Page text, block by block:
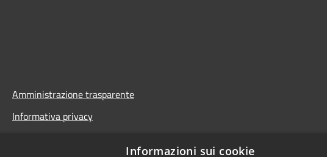
Amministrazione trasparente
Informativa privacy
Informazioni sui cookie